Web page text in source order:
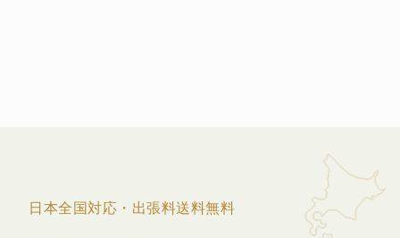
日本全国対応・出張料送料無料